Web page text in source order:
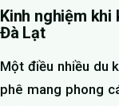
Kinh nghiệm
Đà Lạt
Một điều nhiều du
phê mang phong